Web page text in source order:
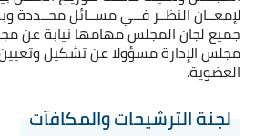
لإمعــان النظــر فــي مســائل
جمیع لجان المجلس مهامها نيابة عن
مجلس الإدارة مسؤولا عن تشكيل وتعيين
العضوية.
لجنة الترشيحات والمكافآت